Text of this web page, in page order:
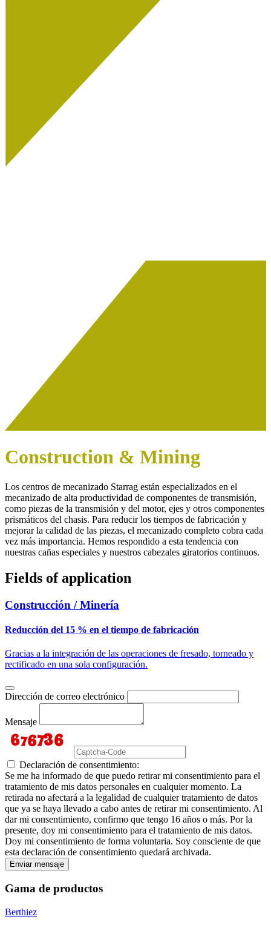
Construction & Mining
Los centros de mecanizado Starrag están especializados en el
mecanizado de alta productividad de componentes de transmisión,
como piezas de la transmisión y del motor, ejes y otros componentes
prismáticos del chasis. Para reducir los tiempos de fabricación y
mejorar la calidad de las piezas, el mecanizado completo cobra cada
vez más importancia. Hemos respondido a esta tendencia con
nuestras cañas especiales y nuestros cabezales giratorios continuos.
Fields of application
Construcción / Minería
Reducción del 15 % en el tiempo de fabricación
Gracias a la integración de las operaciones de fresado, torneado y
rectificado en una sola configuración.
Dirección de correo electrónico
Mensaje
Declaración de consentimiento:
Se me ha informado de que puedo retirar mi consentimiento para el
tratamiento de mis datos personales en cualquier momento. La
retirada no afectará a la legalidad de cualquier tratamiento de datos
que ya se haya llevado a cabo antes de retirar mi consentimiento. Al
dar mi consentimiento, confirmo que tengo 16 años o más. Por la
presente, doy mi consentimiento para el tratamiento de mis datos.
Doy mi consentimiento de forma voluntaria. Soy consciente de que
esta declaración de consentimiento quedará archivada.
Enviar mensaje
Gama de productos
Berthiez